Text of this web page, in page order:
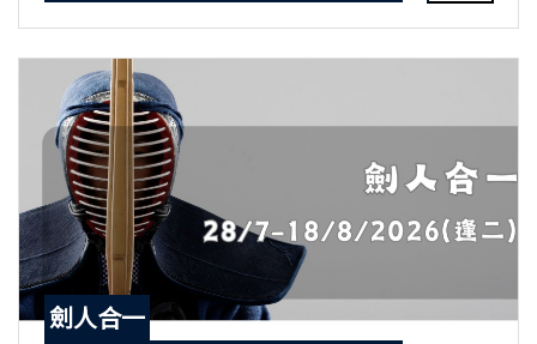
劍人合一